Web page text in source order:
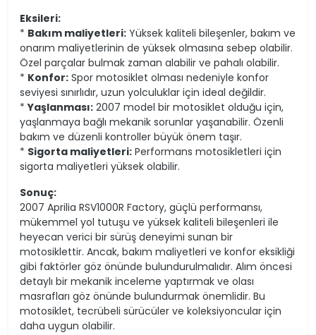
Eksileri:
* Bakım maliyetleri: Yüksek kaliteli bileşenler, bakım ve
onarım maliyetlerinin de yüksek olmasına sebep olabilir.
Özel parçalar bulmak zaman alabilir ve pahalı olabilir.
* Konfor: Spor motosiklet olması nedeniyle konfor
seviyesi sınırlıdır, uzun yolculuklar için ideal değildir.
*Yaşlanması: 2007 model bir motosiklet olduğu için,
yaşlanmaya bağlı mekanik sorunlar yaşanabilir. Özenli
bakım ve düzenli kontroller büyük önem taşır.
* Sigorta maliyetleri: Performans motosikletleri için
sigorta maliyetleri yüksek olabilir.
Sonuç:
2007 Aprilia RSV1000R Factory, güçlü performansı,
mükemmel yol tutuşu ve yüksek kaliteli bileşenleri ile
heyecan verici bir sürüş deneyimi sunan bir
motosiklettir. Ancak, bakım maliyetleri ve konfor eksikliği
gibi faktörler göz önünde bulundurulmalıdır. Alım öncesi
detaylı bir mekanik inceleme yaptırmak ve olası
masrafları göz önünde bulundurmak önemlidir. Bu
motosiklet, tecrübeli sürücüler ve koleksiyoncular için
daha uygun olabilir.